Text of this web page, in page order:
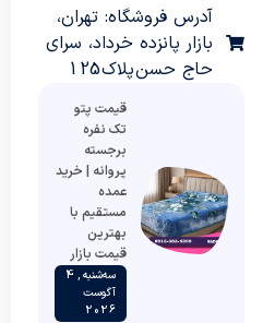
آدرس فروشگاه: تهران،
بازار پانزده خرداد، سرای
حاج حسن پلاک 125
قیمت پتو
تک نفره
برجسته
پروانه | خرید
عمده
مستقیم با
بهترین
قیمت بازار
سه‌شنبه , 4
آگوست
2026